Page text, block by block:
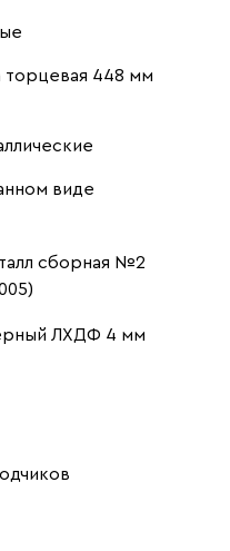
торцевая 448 мм
виде
сборная №2
ЛХДФ 4 мм